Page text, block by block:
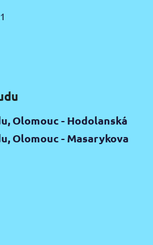
Olomouc - Hodolanská
Olomouc - Masarykova